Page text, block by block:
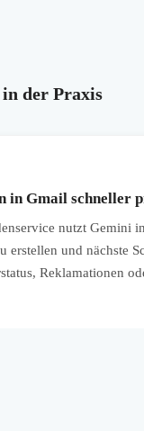
der Praxis
in Gmail schneller
nutzt Gemini
erstellen und nächste
Reklamationen